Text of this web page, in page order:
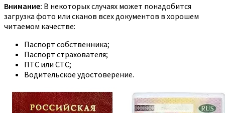
Внимание: В некоторых случаях может понадобится
загрузка фото или сканов всех документов в хорошем
читаемом качестве:
Паспорт собственника;
Паспорт страхователя;
ПТС или СТС;
Водительское удостоверение.